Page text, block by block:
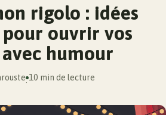
rigolo : idées
ouvrir vos
humour
·
10 min de lecture